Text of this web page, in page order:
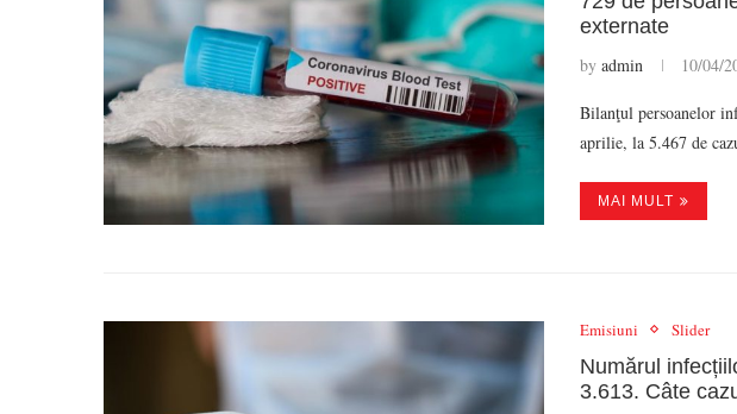
externate
by admin 10/04/
Bilanţul persoanelor
aprilie, la 5.467 de
MAI MULT
Emisiuni Slider
Numărul
3.613. Câte